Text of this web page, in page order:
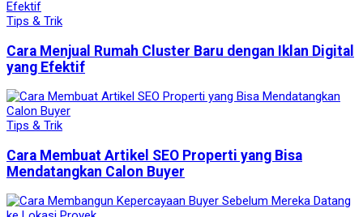
Tips & Trik
Cara Menjual Rumah Cluster Baru dengan Iklan Digital
yang Efektif
Tips & Trik
Cara Membuat Artikel SEO Properti yang Bisa
Mendatangkan Calon Buyer